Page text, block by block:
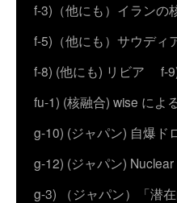
f-3)（他にも）イラン
f-5)（他にも）サウディ
f-8) (他にも) リビア
f-
fu-1) (核融合) wise によ
g-10) (ジャパン) 自爆
g-12) (ジャパン) Nuclear
g-3) （ジャパン）「潜